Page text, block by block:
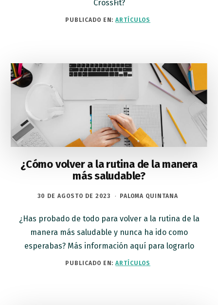
CrossFit?
PUBLICADO EN:ARTÍCULOS
¿Cómo volver a la rutina de la manera
más saludable?
30 DE AGOSTO DE 2023 · PALOMA QUINTANA
¿Has probado de todo para volver a la rutina de la
manera más saludable y nunca ha ido como
esperabas? Más información aquí para lograrlo
PUBLICADO EN:ARTÍCULOS